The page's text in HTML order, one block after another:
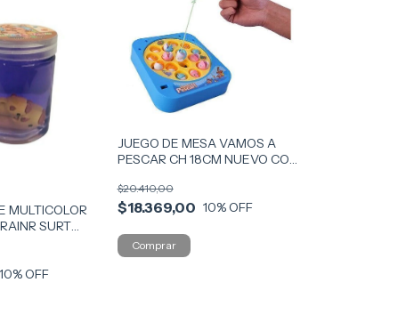
MULTICOLOR
SURT
10% OFF
JUEGO DE MESA VAMOS A
PESCAR CH 18CM NUEVO COD
$18.369,00
$20.410,00
10% OFF